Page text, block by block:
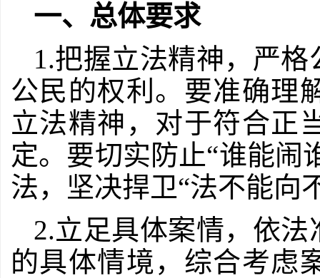
一、总体要求
1.把握立法精神，严
公民的权利。要准确理
立法精神，对于符合正
定。要切实防止“谁能闹
法，坚决捍卫“法不能向
2.立足具体案情，依
的具体情境，综合考虑